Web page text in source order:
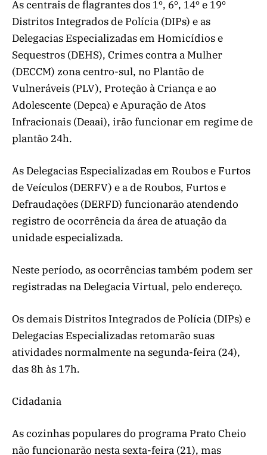
As centrais de flagrantes dos 1º, 6º, 14º e 19º
Distritos Integrados de Polícia (DIPs) e as
Delegacias Especializadas em Homicídios e
Sequestros (DEHS), Crimes contra a Mulher
(DECCM) zona centro-sul, no Plantão de
Vulneráveis (PLV), Proteção à Criança e ao
Adolescente (Depca) e Apuração de Atos
Infracionais (Deaai), irão funcionar em regime de
plantão 24h.
As Delegacias Especializadas em Roubos e Furtos
de Veículos (DERFV) e a de Roubos, Furtos e
Defraudações (DERFD) funcionarão atendendo
registro de ocorrência da área de atuação da
unidade especializada.
Neste período, as ocorrências também podem ser
registradas na Delegacia Virtual, pelo endereço.
Os demais Distritos Integrados de Polícia (DIPs) e
Delegacias Especializadas retomarão suas
atividades normalmente na segunda-feira (24),
das 8h às 17h.
Cidadania
As cozinhas populares do programa Prato Cheio
não funcionarão nesta sexta-feira (21), mas